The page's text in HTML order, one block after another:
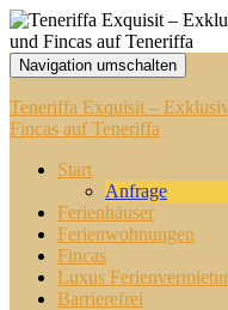
Navigation umschalten
Teneriffa Exquisit –
Fincas auf Teneriffa
Start
Anfrage
Ferienhäuser
Ferienwohnungen
Fincas
Luxus
Barrierefrei